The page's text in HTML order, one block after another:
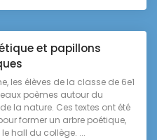
et papillons
les élèves de la classe de 6e1
poèmes autour du
la nature. Ces textes ont été
former un arbre poétique,
hall du collège. ...